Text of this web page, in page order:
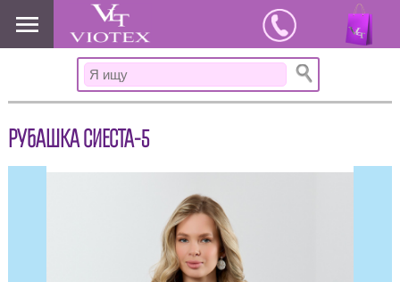
www.viotex37.ru
РУБАШКА СИЕСТА-5